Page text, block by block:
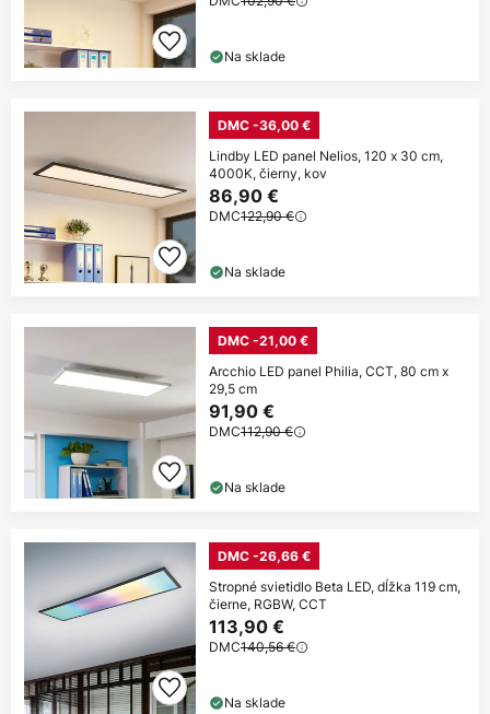
Na sklade
DMC -36,00 €
Lindby LED panel Nelios, 120 x 30 cm,
4000K, čierny, kov
86,90 €
DMC122,90 €
Na sklade
DMC -21,00 €
Arcchio LED panel Philia, CCT, 80 cm x
29,5 cm
91,90 €
DMC112,90 €
Na sklade
DMC -26,66 €
Stropné svietidlo Beta LED, dĺžka 119 cm,
čierne, RGBW, CCT
113,90 €
DMC140,56 €
Na sklade